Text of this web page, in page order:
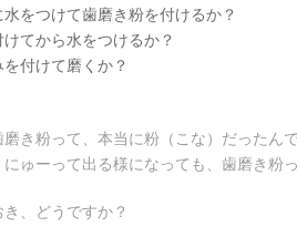
をつけて歯磨き粉を付けるか？
てから水をつけるか？
付けて磨くか？
き粉って、本当に粉（こな）だったんで
ゅーって出る様になっても、歯磨き粉
、どうですか？